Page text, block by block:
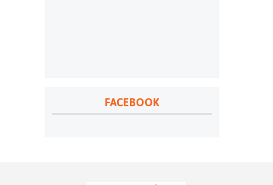
FACEBOOK